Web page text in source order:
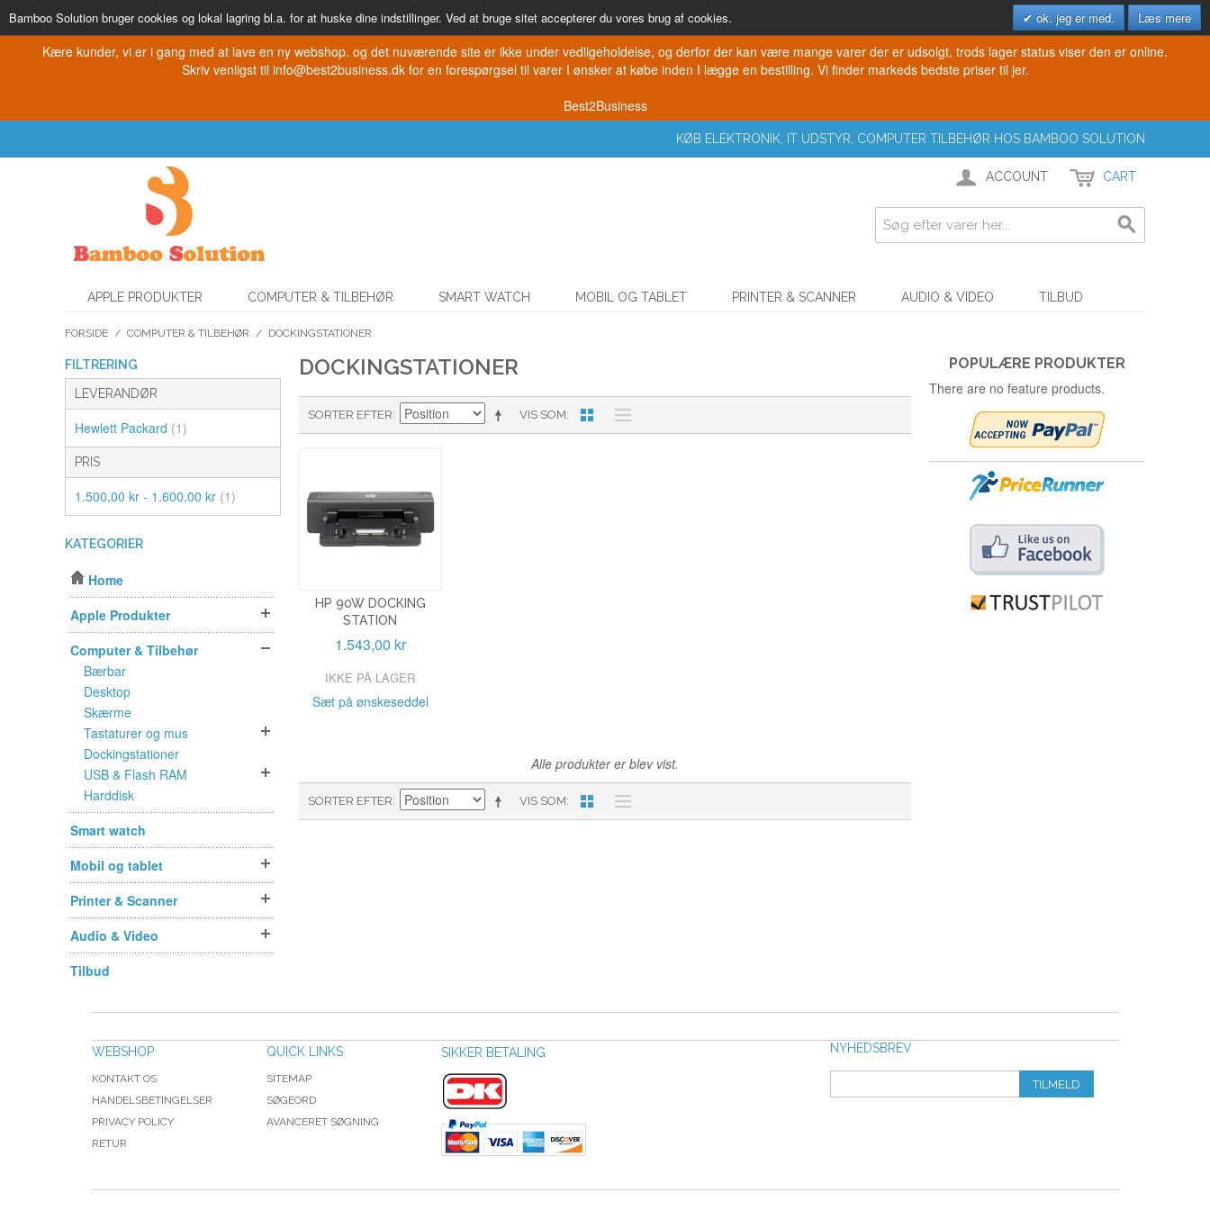
Bamboo Solution bruger cookies og lokal lagring bl.a. for at huske dine indstillinger. Ved at bruge sitet accepterer du vores brug af cookies. ok. jeg er med. Læs mere
Kære kunder, vi er i gang med at lave en ny webshop. og det nuværende site er ikke under vedligeholdelse, og derfor der kan være mange varer der er udsolgt, trods lager status viser den er online.
Skriv venligst til info@best2business.dk for en forespørgsel til varer I ønsker at købe inden I lægge en bestilling. Vi finder markeds bedste priser til jer.
Best2Business
KØB ELEKTRONIK, IT UDSTYR, COMPUTER TILBEHØR HOS BAMBOO SOLUTION
ACCOUNT CART
APPLE PRODUKTER COMPUTER & TILBEHØR SMART WATCH MOBIL OG TABLET PRINTER & SCANNER AUDIO & VIDEO TILBUD
FORSIDE / COMPUTER & TILBEHØR / DOCKINGSTATIONER
FILTRERING
LEVERANDØR
Hewlett Packard (1)
PRIS
1.500,00 kr - 1.600,00 kr (1)
DOCKINGSTATIONER
VIS SOM
SORTER EFTER
HP 90W DOCKING
STATION
1.543,00 kr
IKKE PÅ LAGER
Sæt på ønskeseddel
Alle produkter er blev vist.
VIS SOM
SORTER EFTER
KATEGORIER
Home
Apple Produkter
Computer & Tilbehør
Bærbar
Desktop
Skærme
Tastaturer og mus
Dockingstationer
USB & Flash RAM
Harddisk
Smart watch
Mobil og tablet
Printer & Scanner
Audio & Video
Tilbud
POPULÆRE PRODUKTER
There are no feature products.
NYHEDSBREV
TILMELD
WEBSHOP
KONTAKT OS
HANDELSBETINGELSER
PRIVACY POLICY
RETUR
QUICK LINKS
SITEMAP
SØGEORD
AVANCERET SØGNING
SIKKER BETALING